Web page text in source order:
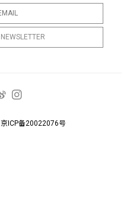
京ICP备20022076号